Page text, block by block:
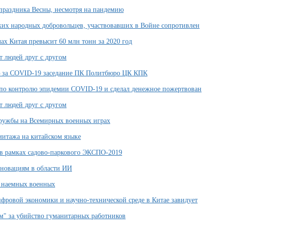
Весны, несмотря на пандемию
народных добровольцев, участвовавших в Войне сопротивлен
Китая превысит 60 млн тонн за 2020 год
людей друг с другом
COVID-19 заседание ПК Политбюро ЦК КПК
контролю эпидемии COVID-19 и сделал денежное пожертвован
людей друг с другом
на Всемирных военных играх
на китайском языке
рамках садово-паркового ЭКСПО-2019
в области ИИ
наемных военных
экономики и научно-технической среде в Китае завидует
за убийство гуманитарных работников